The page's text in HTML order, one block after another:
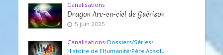
Canalisations
Dragon Arc-en-ciel de Guérison
5 juin 2025
Canalisations•Dossiers/Séries•
Histoire de l'Humanité•Père Absolu